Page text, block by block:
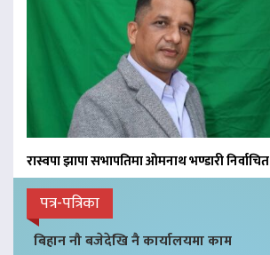
रास्वपा झापा सभापतिमा ओमनाथ भण्डारी निर्वाचित
पत्र-पत्रिका
बिहान नौ बजेदेखि नै कार्यालयमा काम